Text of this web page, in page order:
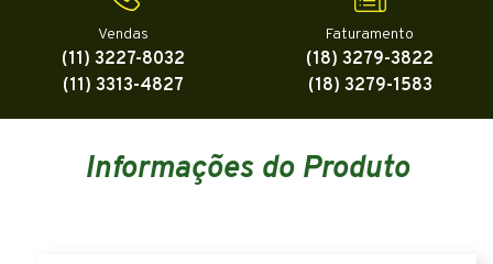
Vendas
(11) 3227-8032
(11) 3313-4827
Faturamento
(18) 3279-3822
(18) 3279-1583
Informações do Produto